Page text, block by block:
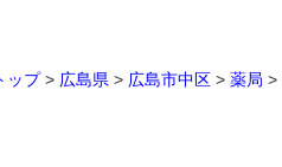
ップ> 広島県 > 広島市中区 > 薬局 >